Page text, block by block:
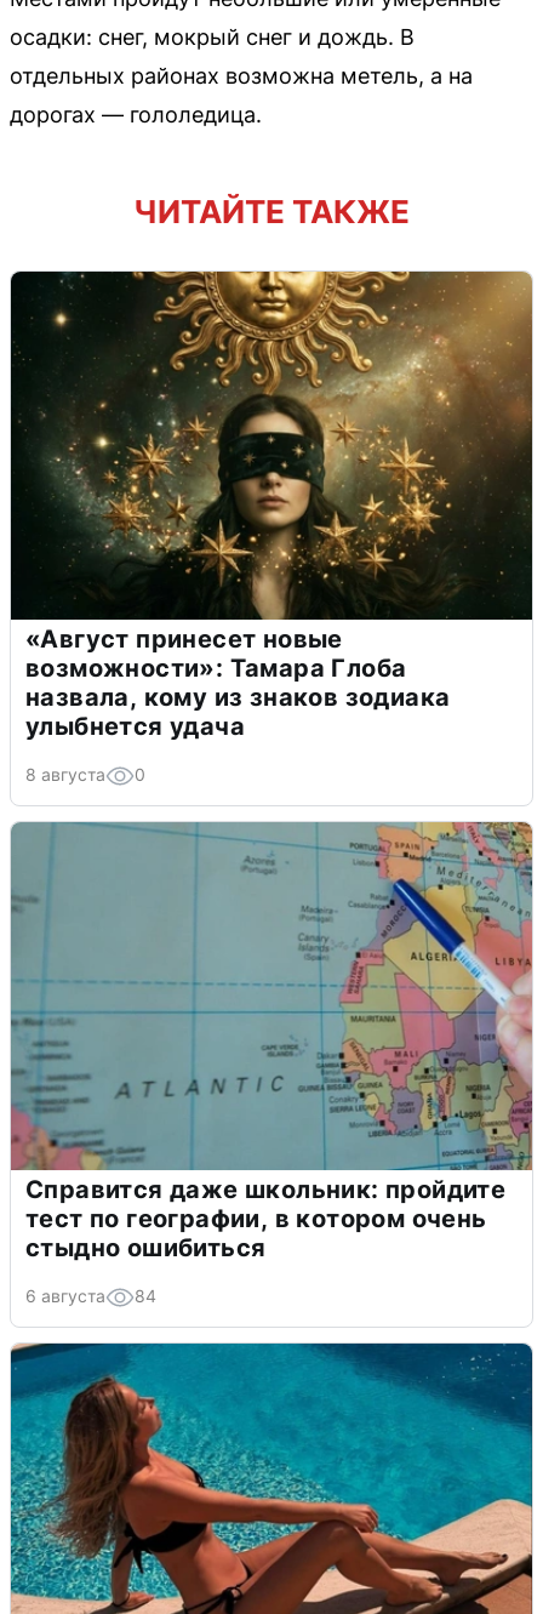
осадки: снег, мокрый снег и дождь. В
отдельных районах возможна метель, а на
дорогах — гололедица.
ЧИТАЙТЕ ТАКЖЕ
«Август принесет новые
возможности»: Тамара Глоба
назвала, кому из знаков зодиака
улыбнется удача
8 августа 0
Справится даже школьник: пройдите
тест по географии, в котором очень
стыдно ошибиться
6 августа 84